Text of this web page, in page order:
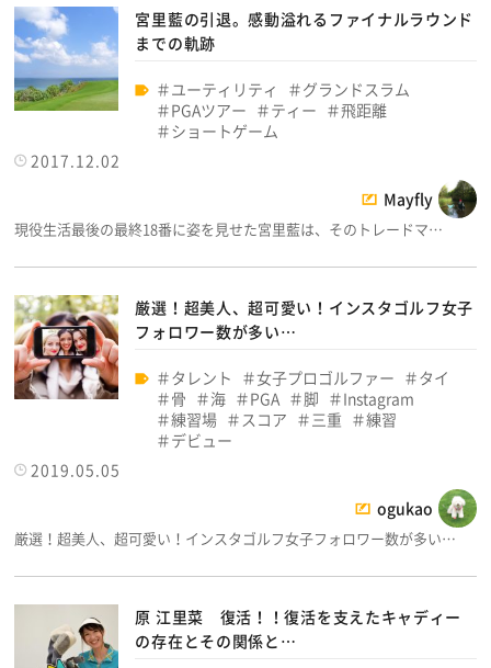
宮里藍の引退。感動溢れるファイナルラウンド
までの軌跡
ユーティリティ
グランドスラム
PGAツアー
ティー
飛距離
ショートゲーム
2017.12.02
Mayfly
現役生活最後の最終18番に姿を見せた宮里藍は、そのトレードマ…
厳選！超美人、超可愛い！インスタゴルフ女子
フォロワー数が多い…
タレント 女子プロゴルファー
タイ
骨
海 PGA 脚
Instagram
練習場
スコア 三重
練習
デビュー
2019.05.05
ogukao
厳選！超美人、超可愛い！インスタゴルフ女子フォロワー数が多い…
原 江里菜 復活！！復活を支えたキャディー
の存在とその関係と…